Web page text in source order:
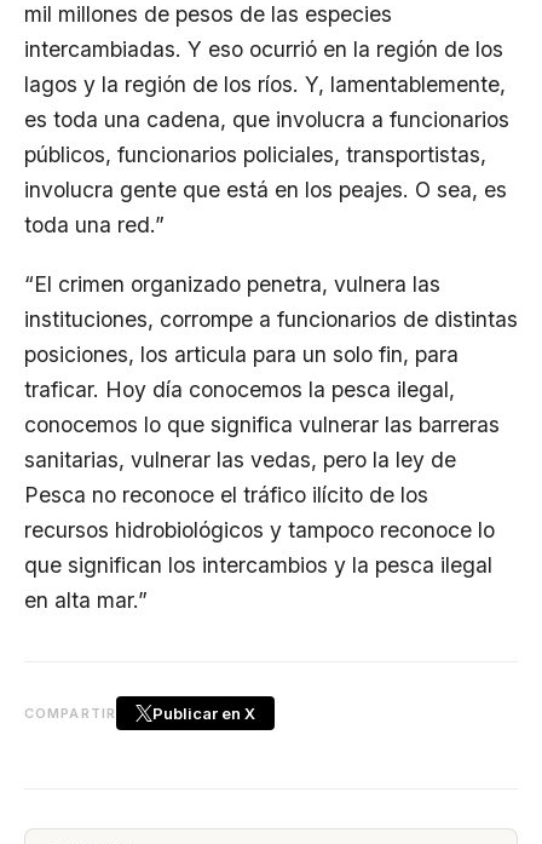
mil millones de pesos de las especies
intercambiadas. Y eso ocurrió en la región de los
lagos y la región de los ríos. Y, lamentablemente,
es toda una cadena, que involucra a funcionarios
públicos, funcionarios policiales, transportistas,
involucra gente que está en los peajes. O sea, es
toda una red.”
“El crimen organizado penetra, vulnera las
instituciones, corrompe a funcionarios de distintas
posiciones, los articula para un solo fin, para
traficar. Hoy día conocemos la pesca ilegal,
conocemos lo que significa vulnerar las barreras
sanitarias, vulnerar las vedas, pero la ley de
Pesca no reconoce el tráfico ilícito de los
recursos hidrobiológicos y tampoco reconoce lo
que significan los intercambios y la pesca ilegal
en alta mar.”
COMPARTIR Publicar en X